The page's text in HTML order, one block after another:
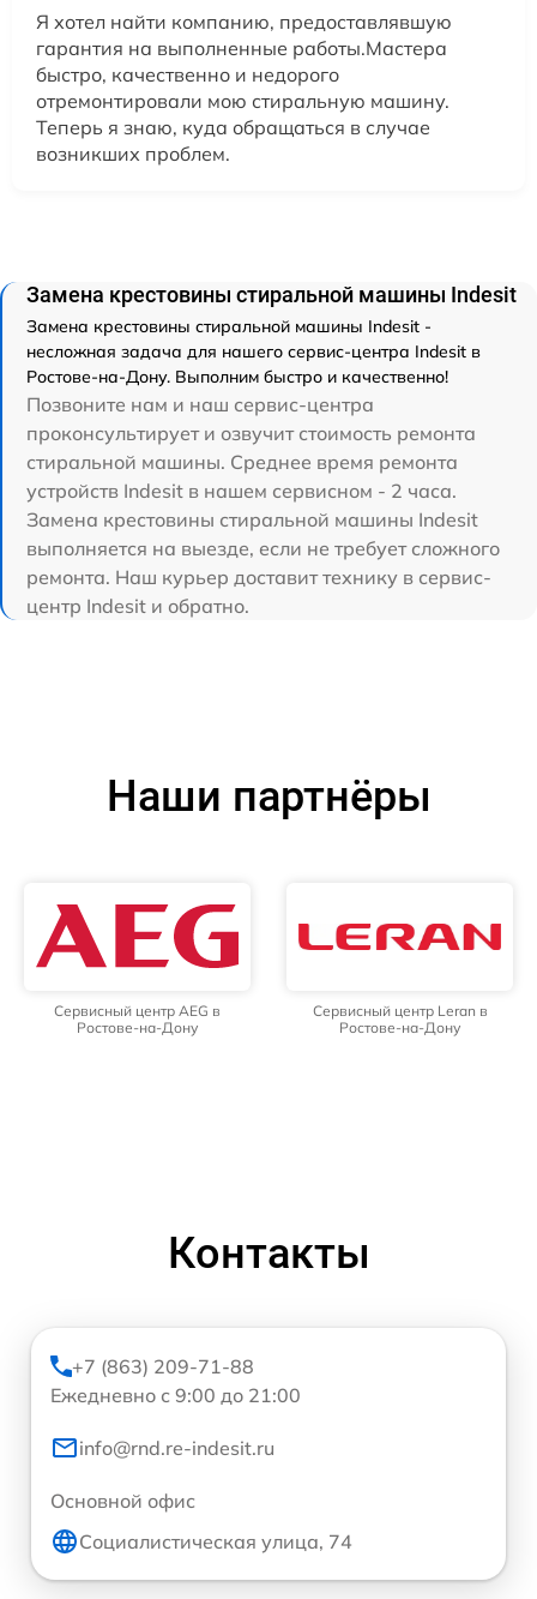
Я хотел найти компанию, предоставлявшую
гарантия на выполненные работы.Мастера
быстро, качественно и недорого
отремонтировали мою стиральную машину.
Теперь я знаю, куда обращаться в случае
возникших проблем.
Замена крестовины стиральной машины Indesit
Замена крестовины стиральной машины Indesit -
несложная задача для нашего сервис-центра Indesit в
Ростове-на-Дону. Выполним быстро и качественно!
Позвоните нам и наш сервис-центра
проконсультирует и озвучит стоимость ремонта
стиральной машины. Среднее время ремонта
устройств Indesit в нашем сервисном - 2 часа.
Замена крестовины стиральной машины Indesit
выполняется на выезде, если не требует сложного
ремонта. Наш курьер доставит технику в сервис-
центр Indesit и обратно.
Наши партнёры
Сервисный центр AEG в
Ростове-на-Дону
Сервисный центр Leran в
Ростове-на-Дону
Контакты
+7 (863) 209-71-88
Ежедневно с 9:00 до 21:00
info@rnd.re-indesit.ru
Основной офис
Социалистическая улица, 74